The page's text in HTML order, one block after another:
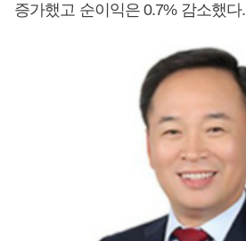
증가했고 순이익은 0.7% 감소했다.